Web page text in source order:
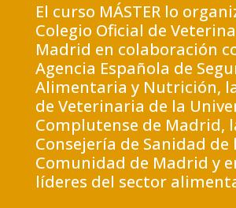
El curso MÁSTER lo
Colegio Oficial de
Madrid en colaboración
Agencia Española de
Alimentaria y Nutrición,
de Veterinaria de la
Complutense de Madrid,
Consejería de Sanidad de
Comunidad de Madrid y
líderes del sector